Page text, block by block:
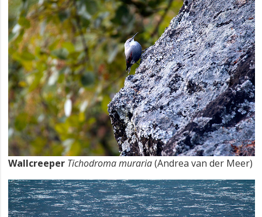
Wallcreeper Tichodroma muraria(Andrea van der Meer)